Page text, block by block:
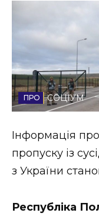
Соціум
Спорт
Стиль життя
Втрачений
СОЦІУМ
Інформація
пропуску із
з України
Республіка